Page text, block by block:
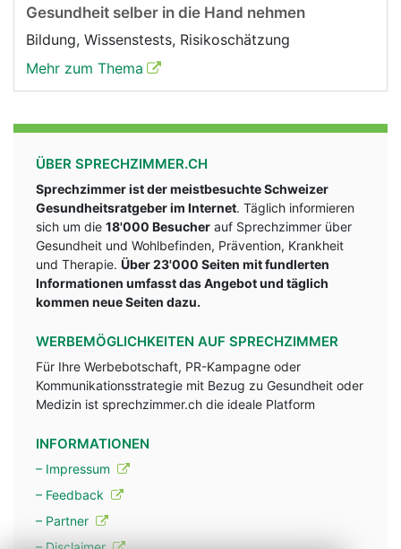
Gesundheit selber in die Hand nehmen
Bildung, Wissenstests, Risikoschätzung
Mehr zum Thema
ÜBER SPRECHZIMMER.CH
Sprechzimmer ist der meistbesuchte Schweizer
Gesundheitsratgeber im Internet. Täglich informieren
sich um die 18'000 Besucher auf Sprechzimmer über
Gesundheit und Wohlbefinden, Prävention, Krankheit
und Therapie. Über 23'000 Seiten mit fundlerten
Informationen umfasst das Angebot und täglich
kommen neue Seiten dazu.
WERBEMÖGLICHKEITEN AUF SPRECHZIMMER
Für Ihre Werbebotschaft, PR-Kampagne oder
Kommunikationsstrategie mit Bezug zu Gesundheit oder
Medizin ist sprechzimmer.ch die ideale Platform
INFORMATIONEN
– Impressum
– Feedback
– Partner